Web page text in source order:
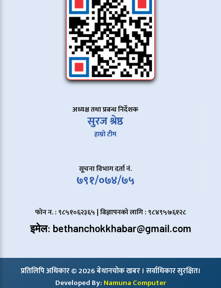
अध्यक्ष तथा प्रबन्ध निर्देशक
सुरज श्रेष्ठ
हाम्रो टीम
सूचना विभाग दर्ता नं.
७९१/०७४/७५
फोन न. : ९८५१०६२३६५ | बिज्ञापनको लागि : ९८४९५७६१२८
इमेल: bethanchokkhabar@gmail.com
प्रतिलिपि अधिकार © 2026 बेथानचोक खबर । सर्वाधिकार सुरक्षित।
Developed By: Namuna Computer